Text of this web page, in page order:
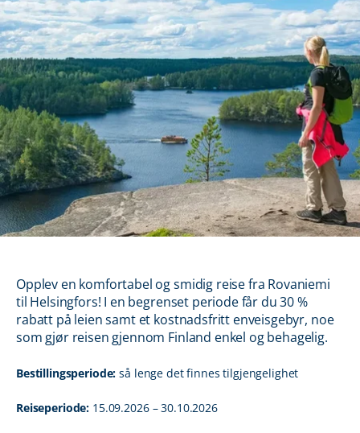
Opplev en komfortabel og smidig reise fra Rovaniemi
til Helsingfors! I en begrenset periode får du 30 %
rabatt på leien samt et kostnadsfritt enveisgebyr, noe
som gjør reisen gjennom Finland enkel og behagelig.
Bestillingsperiode: så lenge det finnes tilgjengelighet
Reiseperiode: 15.09.2026 – 30.10.2026